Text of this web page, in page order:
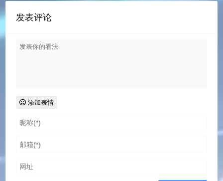
发表评论
添加表情